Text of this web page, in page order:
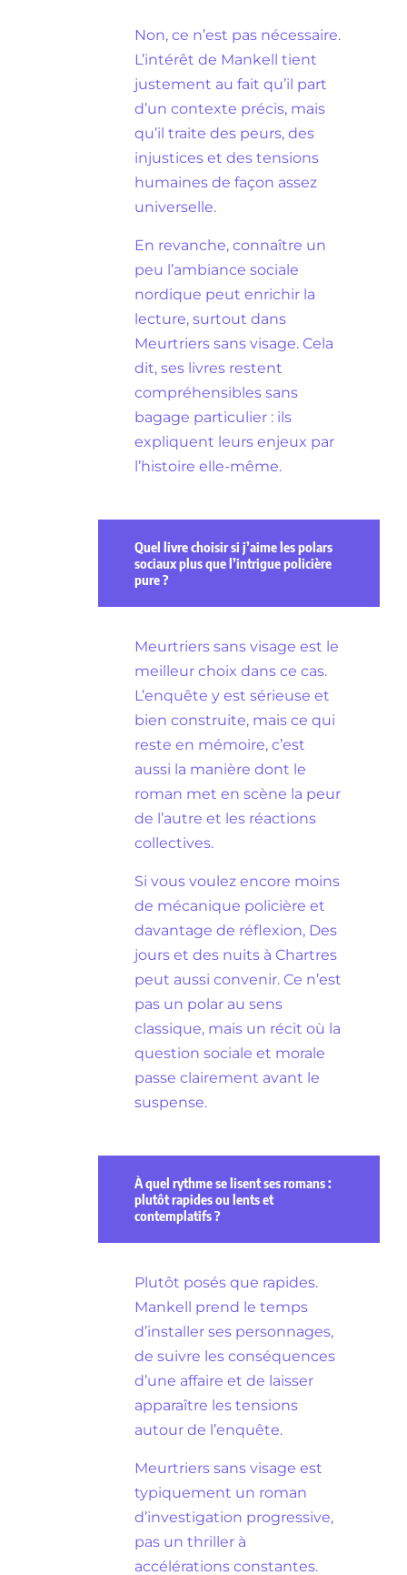
Non, ce n’est pas nécessaire.
L’intérêt de Mankell tient
justement au fait qu’il part
d’un contexte précis, mais
qu’il traite des peurs, des
injustices et des tensions
humaines de façon assez
universelle.
En revanche, connaître un
peu l’ambiance sociale
nordique peut enrichir la
lecture, surtout dans
Meurtriers sans visage. Cela
dit, ses livres restent
compréhensibles sans
bagage particulier : ils
expliquent leurs enjeux par
l’histoire elle-même.
Quel livre choisir si j’aime les polars
sociaux plus que l’intrigue policière
pure ?
Meurtriers sans visage est le
meilleur choix dans ce cas.
L’enquête y est sérieuse et
bien construite, mais ce qui
reste en mémoire, c’est
aussi la manière dont le
roman met en scène la peur
de l’autre et les réactions
collectives.
Si vous voulez encore moins
de mécanique policière et
davantage de réflexion, Des
jours et des nuits à Chartres
peut aussi convenir. Ce n’est
pas un polar au sens
classique, mais un récit où la
question sociale et morale
passe clairement avant le
suspense.
À quel rythme se lisent ses romans :
plutôt rapides ou lents et
contemplatifs ?
Plutôt posés que rapides.
Mankell prend le temps
d’installer ses personnages,
de suivre les conséquences
d’une affaire et de laisser
apparaître les tensions
autour de l’enquête.
Meurtriers sans visage est
typiquement un roman
d’investigation progressive,
pas un thriller à
accélérations constantes.